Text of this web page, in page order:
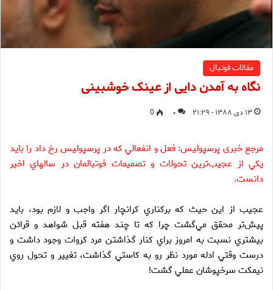
مقالات فوتبال
نگاه به آمدن دایی از عینک خوشبینی
۱۳ دی ۱۳۸۸ - ۲۱:۲۹ ۰ 0
مرجع خبری پرسپولیس: فعل و انفعالي كه در پرسپوليس رخ داد را بايد
يكي از عجيب‌ترين تحولات و تصميمات فوتبالمان در سالهاي اخير
دانست.
عجيب از اين حيث كه بركناري كرانچار اگر واجب و لازم بود، بايد
پيش‌تر محقق مي‌گشت چرا كه تا چند هفته قبل شواهد و قرائن
بيشتري نسبت به امروز براي كنار گذاشتن مرد كروات وجود داشت و
درست وقتي ادله مورد نظر رو به كاستي گذاشت، تغيير و تحول روي
نيمكت سرخپوشان عملي گشت!